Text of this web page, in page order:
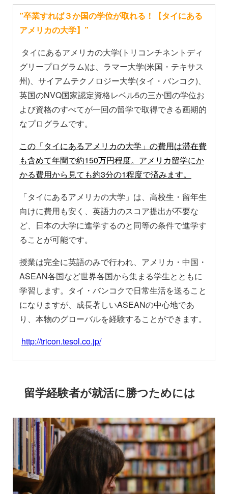
”卒業すれば３か国の学位が取れる！【タイにある
アメリカの大学】”
タイにあるアメリカの大学(トリコンチネントディ
グリープログラム)は、ラマー大学(米国・テキサス
州)、サイアムテクノロジー大学(タイ・バンコク)、
英国のNVQ国家認定資格レベル5の三か国の学位お
よび資格のすべてが一回の留学で取得できる画期的
なプログラムです。
この「タイにあるアメリカの大学」の費用は滞在費
も含めて年間で約150万円程度。 アメリカ留学にか
かる費用から見ても約3分の1程度で済みます。
「タイにあるアメリカの大学」は、高校生・留年生
向けに費用も安く、英語力のスコア提出が不要な
ど、日本の大学に進学するのと同等の条件で進学す
ることが可能です。
授業は完全に英語のみで行われ、アメリカ・中国・
ASEAN各国など世界各国から集まる学生とともに
学習します。タイ・バンコクで日常生活を送ること
になりますが、成長著しいASEANの中心地であ
り、本物のグローバルを経験することができます。
http://tricon.tesol.co.jp/
留学経験者が就活に勝つためには